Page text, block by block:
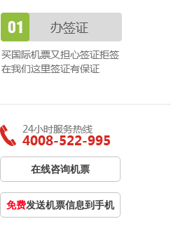
在线咨询机票
免费发送机票信息到手机